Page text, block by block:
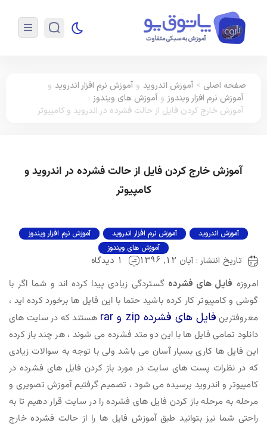
صفحه اصلی > آموزش اندروید و آموزش نرم افزار اندروید و
آموزش نرم افزار ویندوز و آموزش های ویندوز :
آموزش خارج کردن فایل از حالت فشرده در اندروید و کامپیوتر
آموزش خارج کردن فایل از حالت فشرده در اندروید و
کامپیوتر
آموزش اندروید آموزش نرم افزار اندروید
آموزش نرم افزار ویندوز
آموزش های ویندوز
تاریخ انتشار : آبان 12, 1396 1 دیدگاه
امروزه فایل های فشرده گستردگی زیادی پیدا کرده اند و شما اگر با
گوشی و کامپیوتر کار کرده باشید حتما با این فایل ها برخورد کرده اید ،
معروفترین فایل های فشرده zip و rar
هستند که در سایت های
دانلود تمامی فایل ها با این دو متد فشرده می شوند ، هر چند باز کرده
این فایل ها کاری بسیار آسان می باشد ولی با توجه به سوالات زیادی
که در نظرات پست های سایت در مورد باز کردن فایل های فشرده در
کامپیوتر و اندروید پرسیده می شود ، تصمیم گرفتیم آموزش تصویری و
مرحله به مرحله باز کردن فایل های فشرده را در سایت قرار دهیم تا به
راحتی شما نیز بتوانید طبق آموزش فایل ها را از حالت فشرده خارج